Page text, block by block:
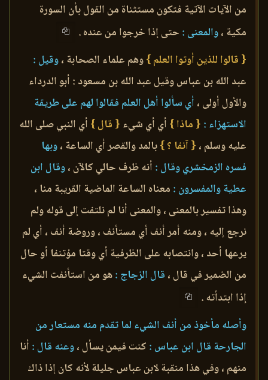
من الآيات الآتية فتكون مستثناة من القول بأن السورة
مكية ،والمعنى : حتى إذا خرجوا من عنده .
{ قالوا للذين أوتوا العلم }وهم علماء الصحابة ،وقيل :
عبد الله بن عباس وقيل عبد الله بن مسعود : أبو الدرداء
والأول أولى ، أي سألوا أهل العلم فقالوا لهم على طريقة
الاستهزاء : { ماذا } أي أي شيء { قال } أي النبي صلى الله
عليه وسلم ، { آنفا ؟ }بالمد والقصر أي الساعة ،وبها
فسره الزمخشري وقال : أنه ظرف حالي كالآن ،وقال ابن
عطية والمفسرون : معناه الساعة الماضية القريبة منا ،
وهذا تفسير بالمعنى ، والمعنى أنا لم نلتفت إلى قوله ولم
نرجع إليه ، ومنه أمر أنف أي مستأنف ، وروضة أنف ، أي لم
يرعها أحد ، وانتصابه على الظرفية أي وقتا مؤتنفا أو حال
من الضمير في قال ، قال الزجاج :هو من استأنفت الشيء
إذا ابتدأته .
وأصله مأخوذ من أنف الشيء لما تقدم منه مستعار من
الجارحة قال ابن عباس : كنت فيمن يسأل ،وعنه قال : أنا
منهم ، وفي هذا منقبة لابن عباس جليلة لأنه كان إذا ذاك